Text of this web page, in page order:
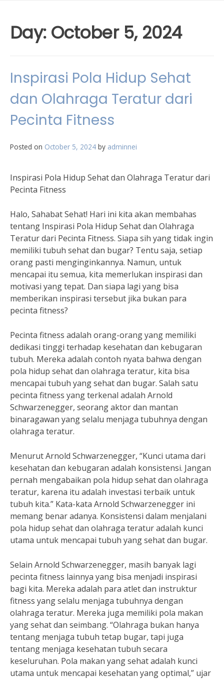
Day: October 5, 2024
Inspirasi Pola Hidup Sehat
dan Olahraga Teratur dari
Pecinta Fitness
Posted on October 5, 2024 by adminnei
Inspirasi Pola Hidup Sehat dan Olahraga Teratur dari
Pecinta Fitness
Halo, Sahabat Sehat! Hari ini kita akan membahas
tentang Inspirasi Pola Hidup Sehat dan Olahraga
Teratur dari Pecinta Fitness. Siapa sih yang tidak ingin
memiliki tubuh sehat dan bugar? Tentu saja, setiap
orang pasti menginginkannya. Namun, untuk
mencapai itu semua, kita memerlukan inspirasi dan
motivasi yang tepat. Dan siapa lagi yang bisa
memberikan inspirasi tersebut jika bukan para
pecinta fitness?
Pecinta fitness adalah orang-orang yang memiliki
dedikasi tinggi terhadap kesehatan dan kebugaran
tubuh. Mereka adalah contoh nyata bahwa dengan
pola hidup sehat dan olahraga teratur, kita bisa
mencapai tubuh yang sehat dan bugar. Salah satu
pecinta fitness yang terkenal adalah Arnold
Schwarzenegger, seorang aktor dan mantan
binaragawan yang selalu menjaga tubuhnya dengan
olahraga teratur.
Menurut Arnold Schwarzenegger, “Kunci utama dari
kesehatan dan kebugaran adalah konsistensi. Jangan
pernah mengabaikan pola hidup sehat dan olahraga
teratur, karena itu adalah investasi terbaik untuk
tubuh kita.” Kata-kata Arnold Schwarzenegger ini
memang benar adanya. Konsistensi dalam menjalani
pola hidup sehat dan olahraga teratur adalah kunci
utama untuk mencapai tubuh yang sehat dan bugar.
Selain Arnold Schwarzenegger, masih banyak lagi
pecinta fitness lainnya yang bisa menjadi inspirasi
bagi kita. Mereka adalah para atlet dan instruktur
fitness yang selalu menjaga tubuhnya dengan
olahraga teratur. Mereka juga memiliki pola makan
yang sehat dan seimbang. “Olahraga bukan hanya
tentang menjaga tubuh tetap bugar, tapi juga
tentang menjaga kesehatan tubuh secara
keseluruhan. Pola makan yang sehat adalah kunci
utama untuk mencapai kesehatan yang optimal,” ujar